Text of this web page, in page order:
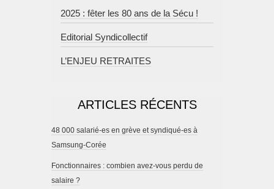
2025 : fêter les 80 ans de la Sécu !
Editorial Syndicollectif
L’ENJEU RETRAITES
ARTICLES RÉCENTS
48 000 salarié-es en grève et syndiqué-es à
Samsung-Corée
Fonctionnaires : combien avez-vous perdu de
salaire ?